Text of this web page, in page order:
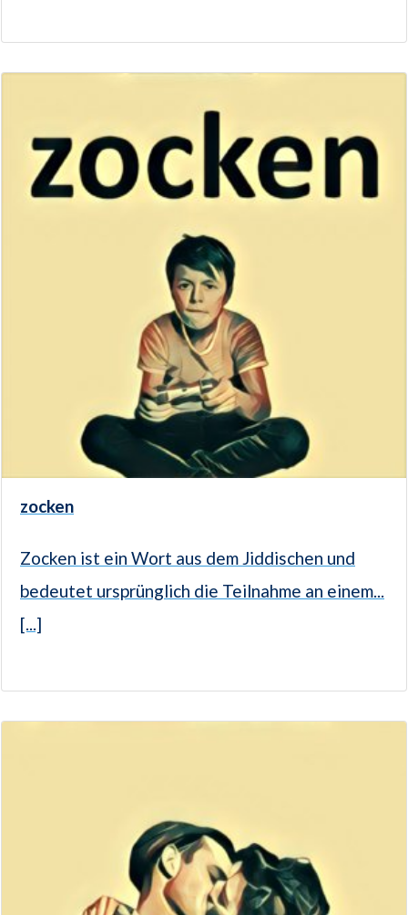
zocken
Zocken ist ein Wort aus dem Jiddischen und
bedeutet ursprünglich die Teilnahme an einem...
[...]